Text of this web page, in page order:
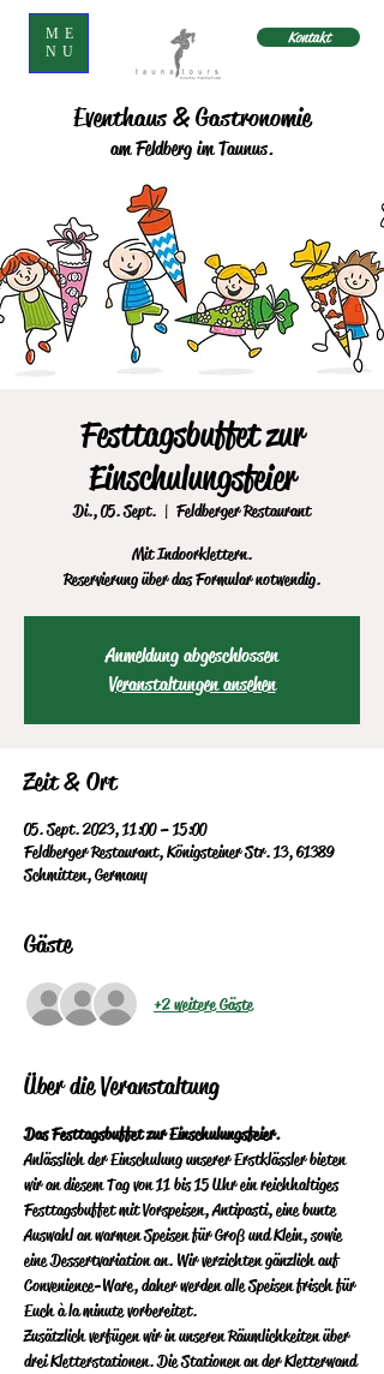
ME
NU
Kontakt
Eventhaus & Gastronomie
am Feldberg im Taunus.
Festtagsbuffet zur
Einschulungsfeier
Di., 05. Sept.
  |
Feldberger Restaurant
Mit Indoorklettern.
Anmeldung abgeschlossen
Veranstaltungen ansehen
Zeit & Ort
05. Sept. 2023, 11:00 – 15:00
Feldberger Restaurant, Königsteiner Str. 13, 61389
Schmitten, Germany
Gäste
+2 weitere Gäste
Über die Veranstaltung
Das Festtagsbuffet zur Einschulungsfeier.
Anlässlich der Einschulung unserer Erstklässler bieten
wir an diesem Tag von 11 bis 15 Uhr ein reichhaltiges
Festtagsbuffet mit Vorspeisen, Antipasti, eine bunte
Auswahl an warmen Speisen für Groß und Klein, sowie
eine Dessertvariation an. Wir verzichten gänzlich auf
Convenience-Ware, daher werden alle Speisen frisch für
Euch à la minute vorbereitet.
Zusätzlich verfügen wir in unseren Räumlichkeiten über
drei Kletterstationen. Die Stationen an der Kletterwand